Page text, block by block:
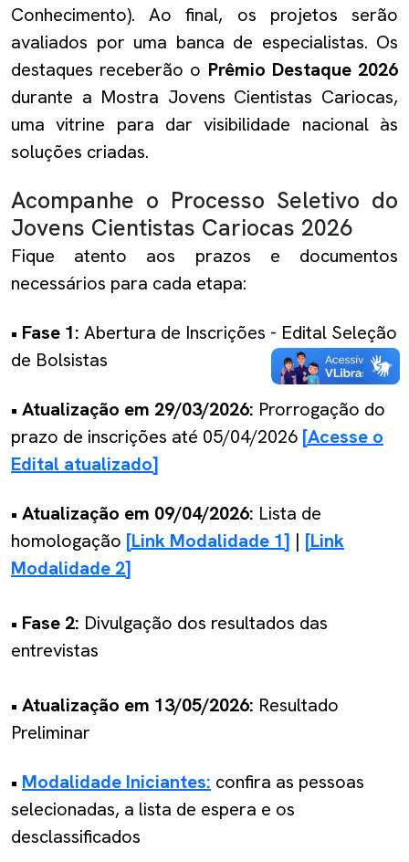
Conhecimento). Ao final, os projetos serão
avaliados por uma banca de especialistas. Os
destaques receberão o Prêmio Destaque 2026
durante a Mostra Jovens Cientistas Cariocas,
uma vitrine para dar visibilidade nacional às
soluções criadas.
Acompanhe o Processo Seletivo do
Jovens Cientistas Cariocas 2026
Fique atento aos prazos e documentos
necessários para cada etapa:
• Fase 1: Abertura de Inscrições - Edital Seleção
de Bolsistas
• Atualização em 29/03/2026: Prorrogação do
prazo de inscrições até 05/04/2026 [Acesse o
Edital atualizado]
• Atualização em 09/04/2026: Lista de
homologação [Link Modalidade 1] | [Link
Modalidade 2]
• Fase 2: Divulgação dos resultados das
entrevistas
• Atualização em 13/05/2026: Resultado
Preliminar
• Modalidade Iniciantes: confira as pessoas
selecionadas, a lista de espera e os
desclassificados